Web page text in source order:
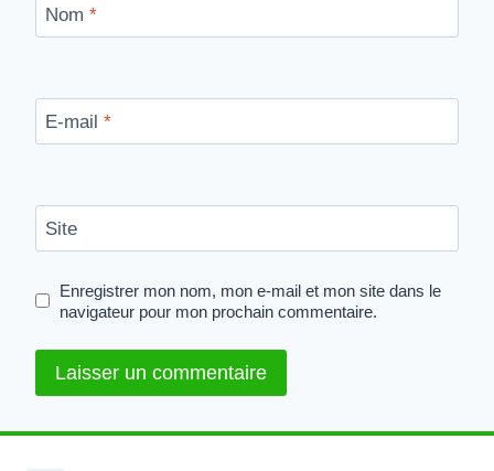
Nom *
E-mail *
Site
Enregistrer mon nom, mon e-mail et mon site dans le
navigateur pour mon prochain commentaire.